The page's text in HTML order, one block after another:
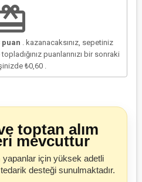
puan . kazanacaksınız, sepetiniz
puanlarınızı bir sonraki
₺0,60
toptan alım
mevcuttur
için yüksek adetli
desteği sunulmaktadır.